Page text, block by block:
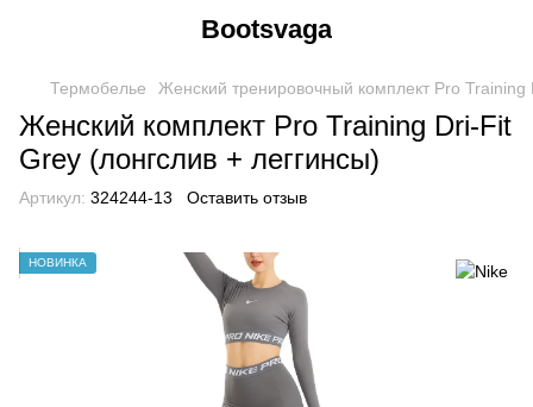
Bootsvaga
Термобелье Женский тренировочный комплект Pro Training
Женский комплект Pro Training Dri-Fit
Grey (лонгслив + леггинсы)
Артикул: 324244-13 Оставить отзыв
НОВИНКА